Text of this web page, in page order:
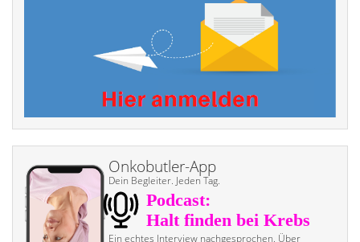
Onkobutler-App
Dein Begleiter. Jeden Tag.
Ein echtes Interview nach­gesprochen. Über